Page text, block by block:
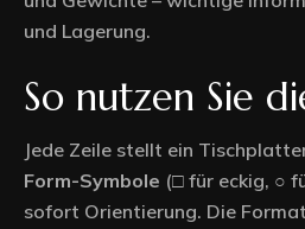
und Lagerung.
So nutzen Sie
Jede Zeile stellt ein
Form-Symbole (□ für eckig, ○
sofort Orientierung. Die